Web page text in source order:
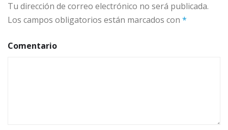
Tu dirección de correo electrónico no será publicada.
Los campos obligatorios están marcados con *
Comentario